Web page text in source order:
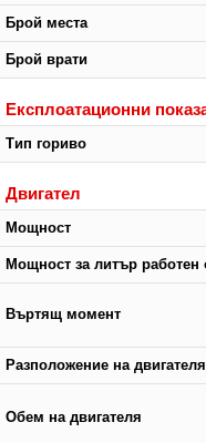
Брой места
Брой врати
Експлоатационни
Тип гориво
Двигател
Мощност
Мощност за литър работен
Въртящ момент
Разположение на двигателя
Обем на двигателя